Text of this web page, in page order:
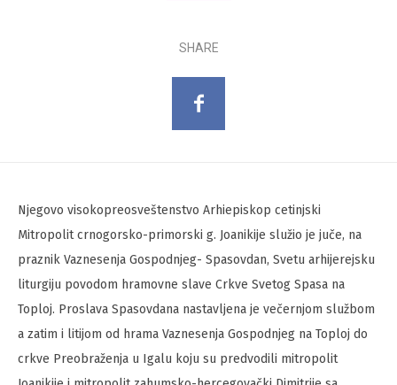
SHARE
Njegovo visokopreosveštenstvo Arhiepiskop cetinjski
Mitropolit crnogorsko-primorski g. Joanikije služio je juče, na
praznik Vaznesenja Gospodnjeg- Spasovdan, Svetu arhijerejsku
liturgiju povodom hramovne slave Crkve Svetog Spasa na
Toploj. Proslava Spasovdana nastavljena je večernjom službom
a zatim i litijom od hrama Vaznesenja Gospodnjeg na Toploj do
crkve Preobraženja u Igalu koju su predvodili mitropolit